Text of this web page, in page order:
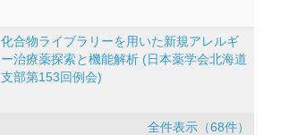
化合物ライブラリーを用いた新規アレルギ
ー治療薬探索と機能解析 (日本薬学会北海道
支部第153回例会)
全件表示（68件）